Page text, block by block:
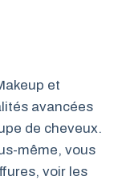
et
avancées
de cheveux.
même, vous
voir les